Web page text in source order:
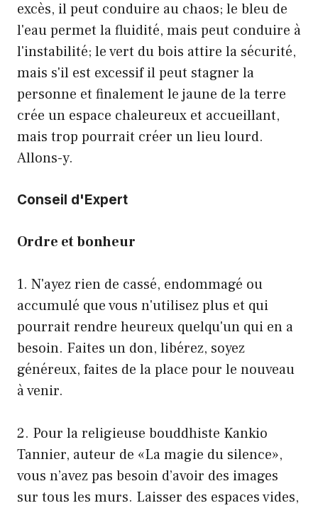
excès, il peut conduire au chaos; le bleu de
l'eau permet la fluidité, mais peut conduire à
l'instabilité; le vert du bois attire la sécurité,
mais s'il est excessif il peut stagner la
personne et finalement le jaune de la terre
crée un espace chaleureux et accueillant,
mais trop pourrait créer un lieu lourd.
Allons-y.
Conseil d'Expert
Ordre et bonheur
1. N'ayez rien de cassé, endommagé ou
accumulé que vous n'utilisez plus et qui
pourrait rendre heureux quelqu'un qui en a
besoin. Faites un don, libérez, soyez
généreux, faites de la place pour le nouveau
à venir.
2. Pour la religieuse bouddhiste Kankio
Tannier, auteur de «La magie du silence»,
vous n’avez pas besoin d’avoir des images
sur tous les murs. Laisser des espaces vides,